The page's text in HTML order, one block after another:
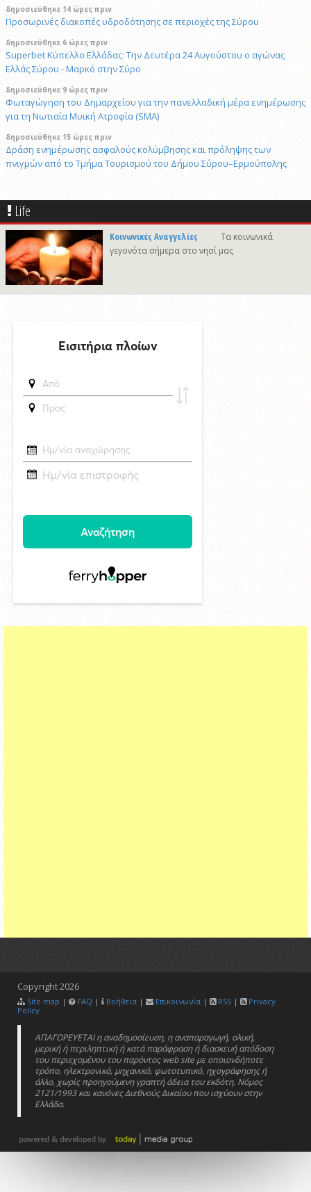
δημοσιεύθηκε 14 ώρες πριν
Προσωρινές διακοπές υδροδότησης σε περιοχές της Σύρου
δημοσιεύθηκε 6 ώρες πριν
Superbet Κύπελλο Ελλάδας: Την Δευτέρα 24 Αυγούστου ο αγώνας
Ελλάς Σύρου - Μαρκό στην Σύρο
δημοσιεύθηκε 9 ώρες πριν
Φωταγώγηση του Δημαρχείου για την πανελλαδική μέρα ενημέρωσης
για τη Νωτιαία Μυική Ατροφία (SMA)
δημοσιεύθηκε 15 ώρες πριν
Δράση ενημέρωσης ασφαλούς κολύμβησης και πρόληψης των
πνιγμών από το Τμήμα Τουρισμού του Δήμου Σύρου–Ερμούπολης
4/8/2026 15:20
Στις φυλακές της Χίου οδηγήθηκε ο 41χρονος δράστης του φονικού
στην Άνω Σύρο
δημοσιεύθηκε 9 ώρες πριν
Πρόταση για ονοματοδοσία του κεντρικού παραλιακού δρόμου Λωτού
κλειστό από την Δευτέρα 10/8 έως και την Δευτέρα 17/8
Life
Κοινωνικές Αναγγελίες
Τα κοινωνικά
γεγονότα σήμερα στο νησί μας
Copyright2026
Site map | FAQ | Βοήθεια | Επικοινωνία | RSS |
Privacy
Policy
ΑΠΑΓΟΡΕΥΕΤΑΙ η αναδημοσίευση, η αναπαραγωγή, ολική,
μερική ή περιληπτική ή κατά παράφραση ή διασκευή απόδοση
του περιεχομένου του παρόντος web site με οποιονδήποτε
τρόπο, ηλεκτρονικό, μηχανικό, φωτοτυπικό, ηχογράφησης ή
άλλο, χωρίς προηγούμενη γραπτή άδεια του εκδότη. Νόμος
2121/1993 και κανόνες Διεθνούς Δικαίου που ισχύουν στην
Ελλάδα.